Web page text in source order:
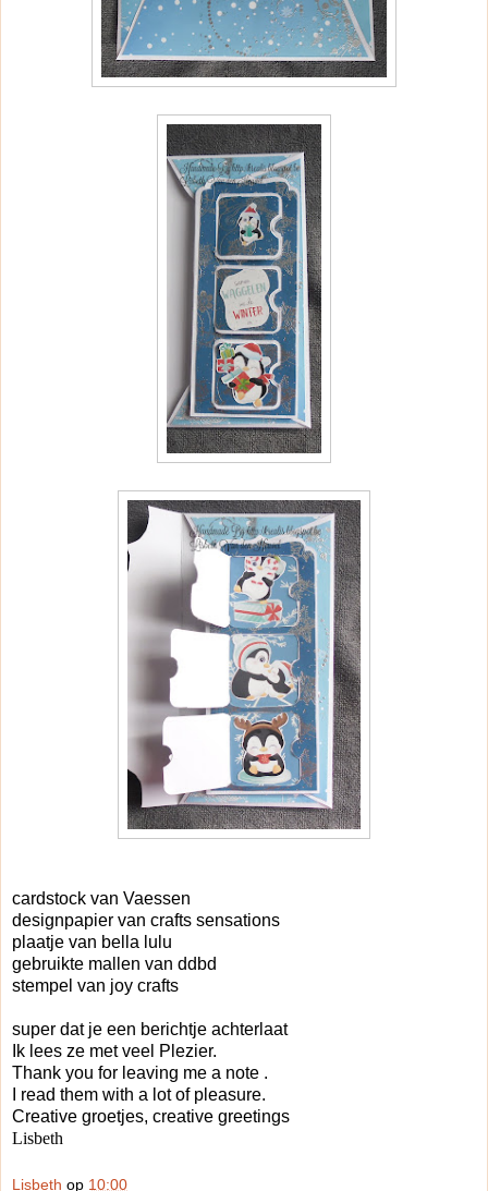
cardstock van Vaessen
designpapier van crafts sensations
plaatje van bella lulu
gebruikte mallen van ddbd
stempel van joy crafts
super dat je een berichtje achterlaat
Ik lees ze met veel Plezier.
Thank you for leaving me a note .
I read them with a lot of pleasure.
Creative groetjes, creative greetings
Lisbeth
Lisbeth op 10:00